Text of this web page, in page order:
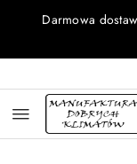
Przejdź do
Przejdź do
Przejdź do
Przejdź do
Przejdź do
Darmowa